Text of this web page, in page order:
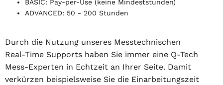
BASIC: Pay-per-Use (keine Mindeststunden)
ADVANCED: 50 - 200 Stunden
Durch die Nutzung unseres Messtechnischen
Real-Time Supports haben Sie immer eine Q-Tech
Mess-Experten in Echtzeit an Ihrer Seite. Damit
verkürzen beispielsweise Sie die Einarbeitungszeit